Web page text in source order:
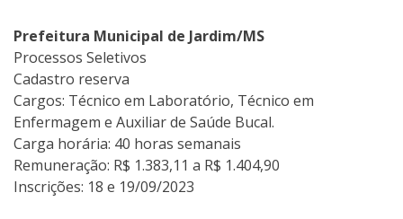
Prefeitura Municipal de Jardim/MS
Processos Seletivos
Cadastro reserva
Cargos: Técnico em Laboratório, Técnico em
Enfermagem e Auxiliar de Saúde Bucal.
Carga horária: 40 horas semanais
Remuneração: R$ 1.383,11 a R$ 1.404,90
Inscrições: 18 e 19/09/2023